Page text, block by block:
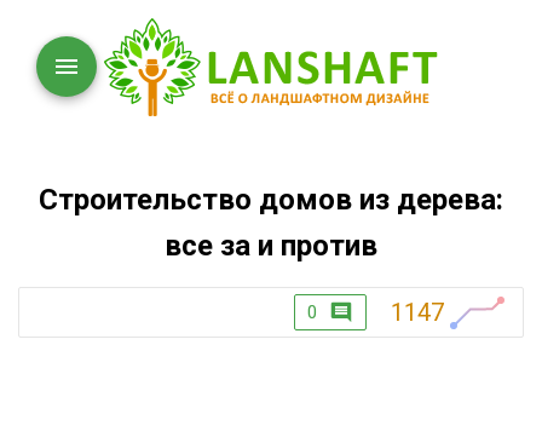
Строительство домов из дерева:
все за и против
0 1147